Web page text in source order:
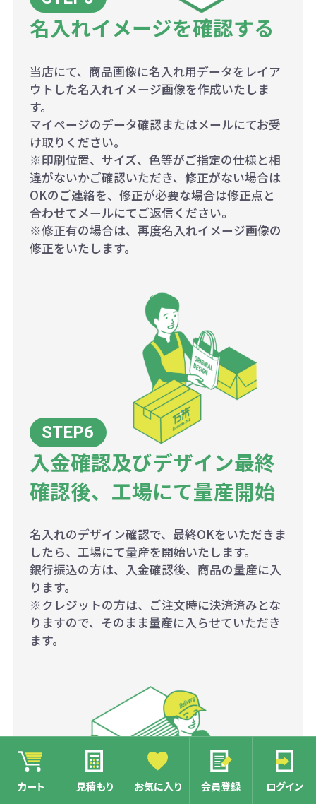
カート 見積もり お気に入り 会員登録 ログイン
名入れイメージを確認する
当店にて、商品画像に名入れ用データをレイア
ウトした名入れイメージ画像を作成いたしま
す。
マイページのデータ確認またはメールにてお受
け取りください。
※印刷位置、サイズ、色等がご指定の仕様と相
違がないかご確認いただき、修正がない場合は
OKのご連絡を、修正が必要な場合は修正点と
合わせてメールにてご返信ください。
※修正有の場合は、再度名入れイメージ画像の
修正をいたします。
入金確認及びデザイン最終
確認後、工場にて量産開始
名入れのデザイン確認で、最終OKをいただきま
したら、工場にて量産を開始いたします。
銀行振込の方は、入金確認後、商品の量産に入
ります。
※クレジットの方は、ご注文時に決済済みとな
りますので、そのまま量産に入らせていただき
ます。